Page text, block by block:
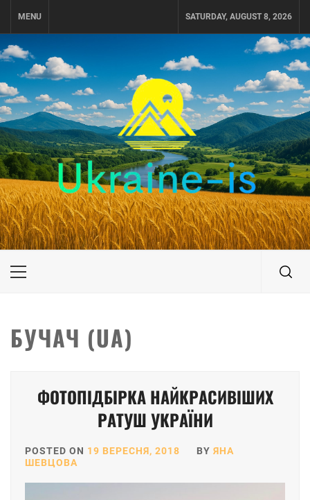
MENU SATURDAY, AUGUST 8, 2026
UKRAINE-IS
ПОДОРОЖI ПО УКРАЇНІ
Primary
БУЧАЧ (UA)
ФОТОПІДБІРКА НАЙКРАСИВІШИХ
РАТУШ УКРАЇНИ
POSTED ON 19 ВЕРЕСНЯ, 2018 BY ЯНА
ШЕВЦОВА